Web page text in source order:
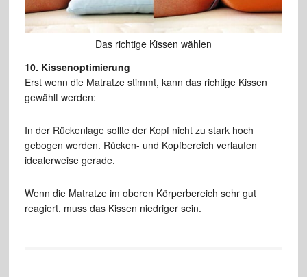
Das richtige Kissen wählen
10. Kissenoptimierung
Erst wenn die Matratze stimmt, kann das richtige Kissen
gewählt werden:
In der Rückenlage sollte der Kopf nicht zu stark hoch
gebogen werden. Rücken- und Kopfbereich verlaufen
idealerweise gerade.
Wenn die Matratze im oberen Körperbereich sehr gut
reagiert, muss das Kissen niedriger sein.